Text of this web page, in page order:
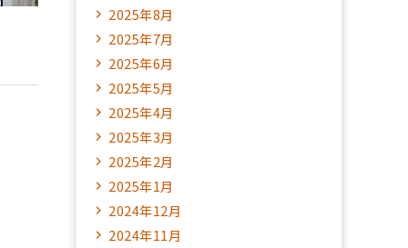
2025年8月
2025年7月
2025年6月
2025年5月
2025年4月
2025年3月
2025年2月
2025年1月
2024年12月
2024年11月